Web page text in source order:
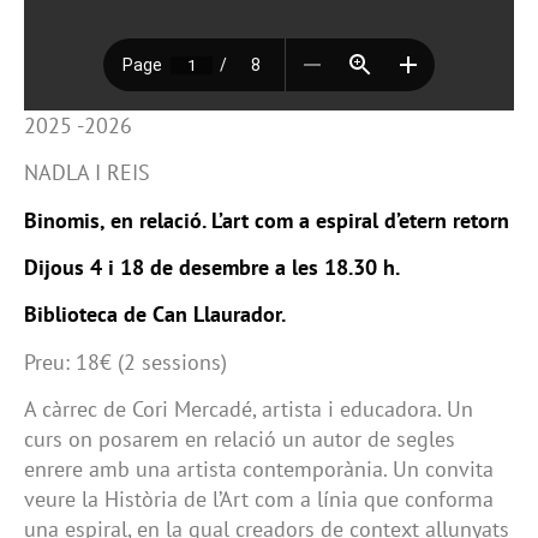
2025 -2026
NADLA I REIS
Binomis, en relació. L’art com a espiral d’etern retorn
Dijous 4 i 18 de desembre a les 18.30 h.
Biblioteca de Can Llaurador.
Preu: 18€ (2 sessions)
A càrrec de Cori Mercadé, artista i educadora. Un
curs on posarem en relació un autor de segles
enrere amb una artista contemporània. Un convita
veure la Història de l’Art com a línia que conforma
una espiral, en la qual creadors de context allunyats